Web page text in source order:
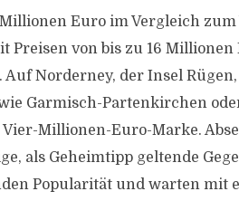
Euro im Vergleich
Preisen von bis zu 16
Auf Norderney, der Insel
Garmisch-Partenkirchen
Millionen-Euro-Marke.
als Geheimtipp geltende
Popularität und warten mit